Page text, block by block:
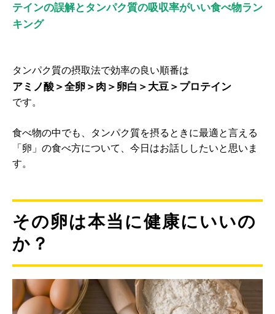
テインの誤解とタンパク質の吸収率がいい食べ物ラン
キング
タンパク質の摂取法で効率の良い順番は
アミノ酸＞全卵＞肉＞卵白＞大豆＞プロテイン
です。
食べ物の中でも、タンパク質を摂るときに最適と言える
「卵」の食べ方について、今日はお話ししたいと思いま
す。
その卵は本当に健康にいいの
か？